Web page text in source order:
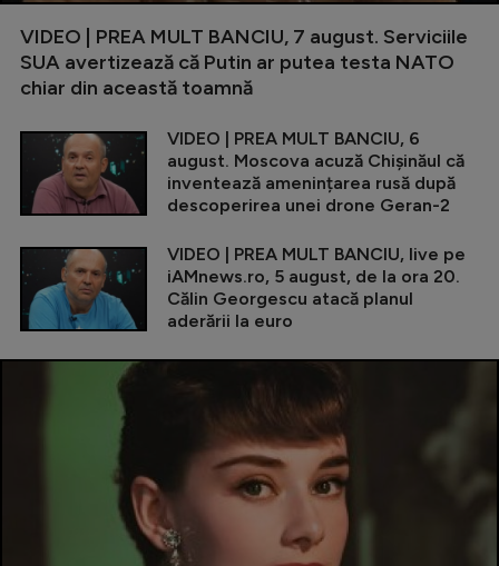
VIDEO | PREA MULT BANCIU, 7 august. Serviciile
SUA avertizează că Putin ar putea testa NATO
chiar din această toamnă
VIDEO | PREA MULT BANCIU, 6
august. Moscova acuză Chișinăul că
inventează amenințarea rusă după
descoperirea unei drone Geran-2
VIDEO | PREA MULT BANCIU, live pe
iAMnews.ro, 5 august, de la ora 20.
Călin Georgescu atacă planul
aderării la euro